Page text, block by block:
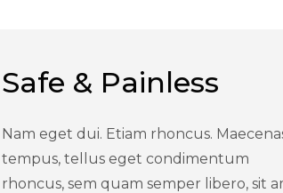
Safe & Painless
Nam eget dui. Etiam rhoncus.
tempus, tellus eget condimentum
rhoncus, sem quam semper libero, sit